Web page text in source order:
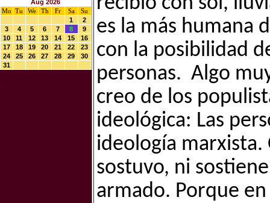
Aug 2026
Mo
Tu We Th Fr Sa
Su
1
2
3
4 5 6 7 8
9
10
11 12 13 14 15
16
17
18 19 20 21 22
23
24
25 26 27 28 29
30
31
es la más humana
con la posibilidad
personas. Algo
creo de los
ideológica: Las
ideología marxista.
sostuvo, ni
armado. Porque